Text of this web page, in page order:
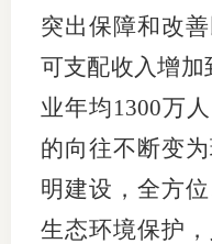
突出保障和改
可支配收入增加
业年均1300万
的向往不断变
明建设，全方
生态环境保护